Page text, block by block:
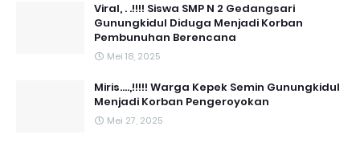
Viral, . .!!!! Siswa SMP N 2 Gedangsari
Gunungkidul Diduga Menjadi Korban
Pembunuhan Berencana
Mei 18, 2025
Miris....,!!!!! Warga Kepek Semin Gunungkidul
Menjadi Korban Pengeroyokan
Mei 27, 2025